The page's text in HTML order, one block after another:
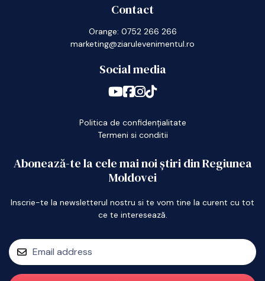
Contact
Orange: 0752 266 266
marketing@ziarulevenimentul.ro
Social media
Politica de confidențialitate
Termeni si conditii
Abonează-te la cele mai noi știri din Regiunea
Moldovei
Inscrie-te la newsletterul nostru si te vom tine la curent cu tot
ce te interesează.